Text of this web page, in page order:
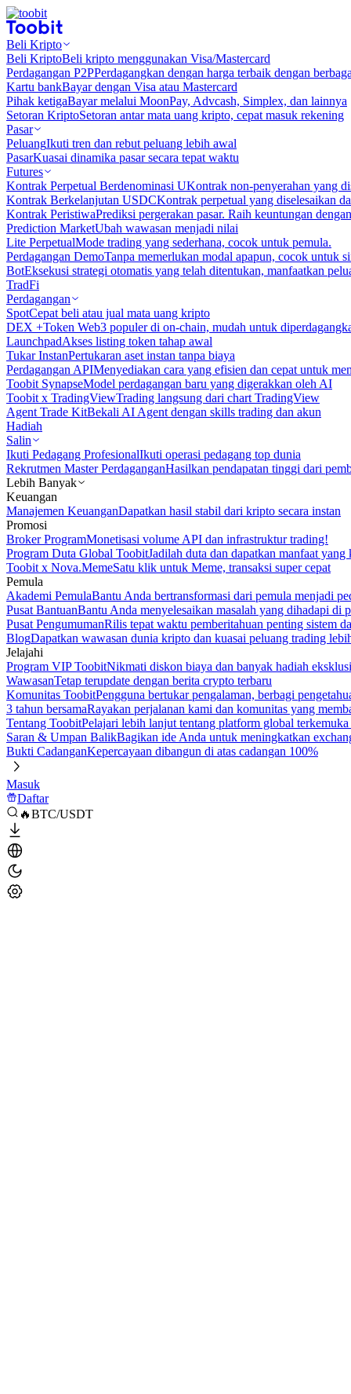
Beli Kripto
Beli KriptoBeli kripto menggunakan Visa/Mastercard
Perdagangan P2PPerdagangkan dengan harga terbaik dengan
Kartu bankBayar dengan Visa atau Mastercard
Pihak ketigaBayar melalui MoonPay, Advcash, Simplex, dan lainnya
Setoran KriptoSetoran antar mata uang kripto, cepat masuk rekening
Pasar
PeluangIkuti tren dan rebut peluang lebih awal
PasarKuasai dinamika pasar secara tepat waktu
Futures
Kontrak Perpetual Berdenominasi UKontrak non-penyerahan yang
Kontrak Berkelanjutan USDCKontrak perpetual yang diselesaikan
Kontrak PeristiwaPrediksi pergerakan pasar. Raih keuntungan
Prediction MarketUbah wawasan menjadi nilai
Lite PerpetualMode trading yang sederhana, cocok untuk pemula.
Perdagangan DemoTanpa memerlukan modal apapun, cocok untuk
BotEksekusi strategi otomatis yang telah ditentukan, manfaatkan
TradFi
Perdagangan
SpotCepat beli atau jual mata uang kripto
DEX +Token Web3 populer di on-chain, mudah untuk
LaunchpadAkses listing token tahap awal
Tukar InstanPertukaran aset instan tanpa biaya
Perdagangan APIMenyediakan cara yang efisien dan cepat untuk
Toobit SynapseModel perdagangan baru yang digerakkan oleh AI
Toobit x TradingViewTrading langsung dari chart TradingView
Agent Trade KitBekali AI Agent dengan skills trading dan akun
Hadiah
Salin
Ikuti Pedagang ProfesionalIkuti operasi pedagang top dunia
Rekrutmen Master PerdaganganHasilkan pendapatan tinggi dari
Lebih Banyak
Keuangan
Manajemen KeuanganDapatkan hasil stabil dari kripto secara instan
Promosi
Broker ProgramMonetisasi volume API dan infrastruktur trading!
Program Duta Global ToobitJadilah duta dan dapatkan manfaat
Toobit x Nova.MemeSatu klik untuk Meme, transaksi super cepat
Pemula
Akademi PemulaBantu Anda bertransformasi dari pemula menjadi
Pusat BantuanBantu Anda menyelesaikan masalah yang dihadapi di
Pusat PengumumanRilis tepat waktu pemberitahuan penting sistem
BlogDapatkan wawasan dunia kripto dan kuasai peluang trading
Jelajahi
Program VIP ToobitNikmati diskon biaya dan banyak hadiah
WawasanTetap terupdate dengan berita crypto terbaru
Komunitas ToobitPengguna bertukar pengalaman, berbagi
3 tahun bersamaRayakan perjalanan kami dan komunitas yang
Tentang ToobitPelajari lebih lanjut tentang platform global
Saran & Umpan BalikBagikan ide Anda untuk meningkatkan
Bukti CadanganKepercayaan dibangun di atas cadangan 100%
Masuk
Daftar
🔥BTC/USDT